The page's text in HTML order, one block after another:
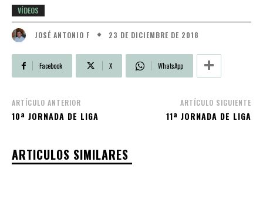
VÍDEOS
JOSÉ ANTONIO F 23 DE DICIEMBRE DE 2018
Facebook X WhatsApp
ARTÍCULO ANTERIOR
10ª JORNADA DE LIGA
ARTÍCULO SIGUIENTE
11ª JORNADA DE LIGA
ARTICULOS SIMILARES